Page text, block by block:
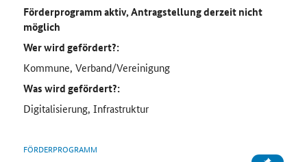
Förderprogramm aktiv, Antragstellung derzeit nicht
möglich
Wer wird gefördert?:
Kommune, Verband/Vereinigung
Was wird gefördert?:
Digitalisierung, Infrastruktur
FÖRDERPROGRAMM